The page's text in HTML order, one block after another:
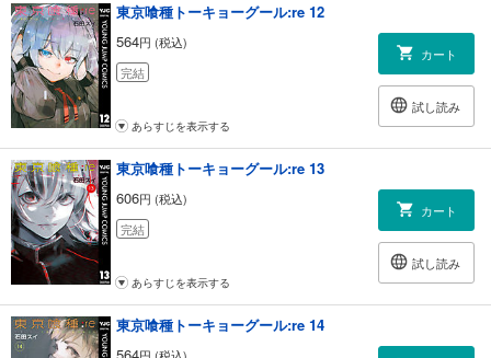
東京喰種トーキョーグール:re 12
564円 (税込)
完結
カート
試し読み
あらすじを表示する
東京喰種トーキョーグール:re 13
606円 (税込)
完結
カート
試し読み
あらすじを表示する
東京喰種トーキョーグール:re 14